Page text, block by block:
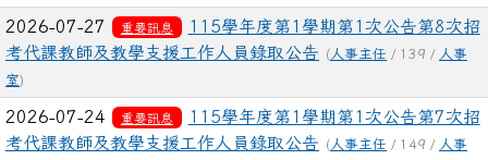
2026-07-27 重要訊息
115學年度第1學期第1次公告第8次招
考代課教師及教學支援工作人員錄取公告
( 人事主任 / 139 / 人事
室)
2026-07-24 重要訊息
115學年度第1學期第1次公告第7次招
考代課教師及教學支援工作人員錄取公告
( 人事主任 / 149 / 人事